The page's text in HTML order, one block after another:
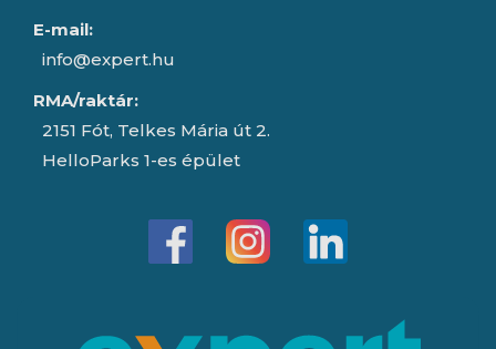
E-mail:
info@expert.hu
RMA/raktár:
2151 Fót, Telkes Mária út 2.
HelloParks 1-es épület